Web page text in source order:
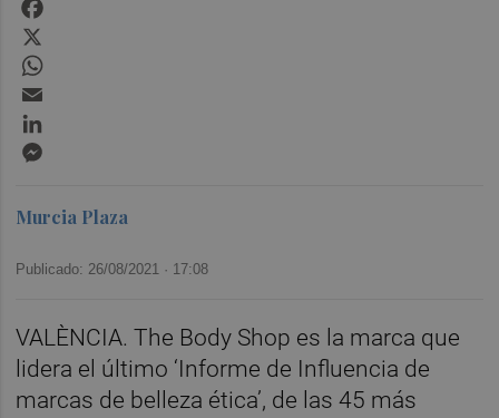
Murcia Plaza
Publicado: 26/08/2021 · 17:08
VALÈNCIA. The Body Shop es la marca que
lidera el último ‘Informe de Influencia de
marcas de belleza ética’, de las 45 más